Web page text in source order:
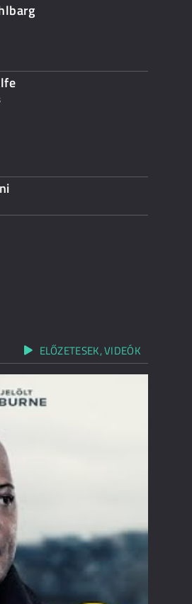
ELŐZETESEK, VIDEÓK